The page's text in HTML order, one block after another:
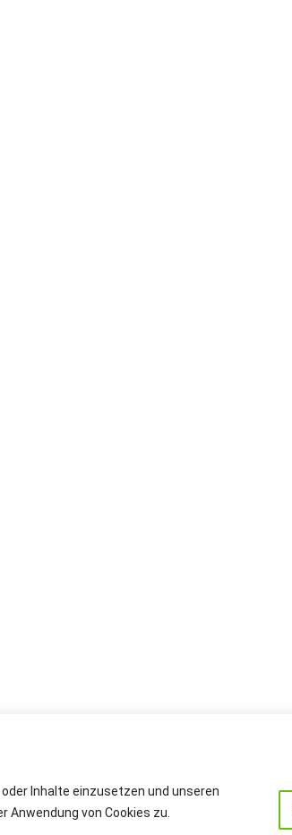
Inhalte einzusetzen und unseren
Anwendung von Cookies zu.